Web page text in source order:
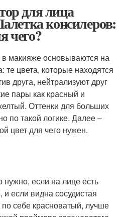
для лица
консилеров:
чего?
макияже основываются на
те цвета, которые находятся
друга, нейтрализуют друг
пары как красный и
Оттенки для больших
по такой логике. Далее –
цвет для чего нужен.
нужно, если на лице есть
если видна сосудистая
по себе красноватый, лучше